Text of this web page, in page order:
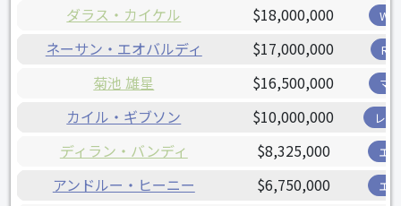
ダラス・カイケル $18,000,000 W
ネーサン・エオバルディ $17,000,000 R
菊池 雄星 $16,500,000 マ
カイル・ギブソン $10,000,000 レ
ディラン・バンディ $8,325,000 エ
アンドルー・ヒーニー $6,750,000 エ